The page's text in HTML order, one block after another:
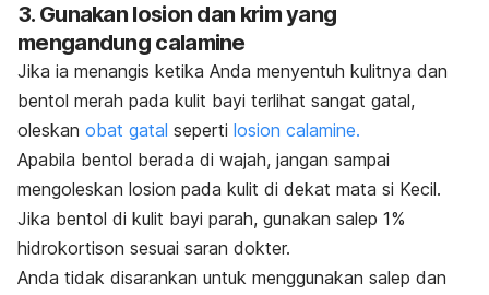
3. Gunakan losion dan krim yang
mengandung calamine
Jika ia menangis ketika Anda menyentuh kulitnya dan
bentol merah pada kulit bayi terlihat sangat gatal,
oleskan obat gatal seperti losion calamine.
Apabila bentol berada di wajah, jangan sampai
mengoleskan losion pada kulit di dekat mata si Kecil.
Jika bentol di kulit bayi parah, gunakan salep 1%
hidrokortison sesuai saran dokter.
Anda tidak disarankan untuk menggunakan salep dan